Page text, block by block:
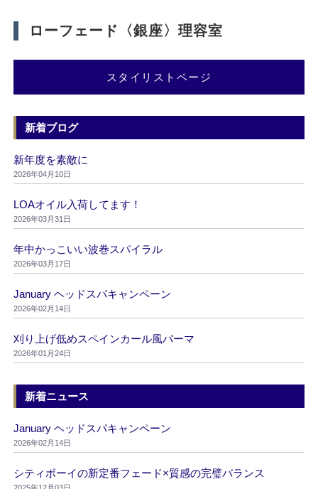
ローフェード〈銀座〉理容室
スタイリストページ
新着ブログ
新年度を素敵に
2026年04月10日
LOAオイル入荷してます！
2026年03月31日
年中かっこいい波巻スパイラル
2026年03月17日
January ヘッドスパキャンペーン
2026年02月14日
刈り上げ低めスペインカール風パーマ
2026年01月24日
新着ニュース
January ヘッドスパキャンペーン
2026年02月14日
シティボーイの新定番フェード×質感の完璧バランス